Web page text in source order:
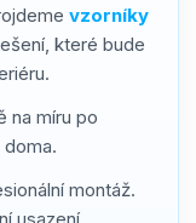
vzorníky
které bude
na míru po
montáž.